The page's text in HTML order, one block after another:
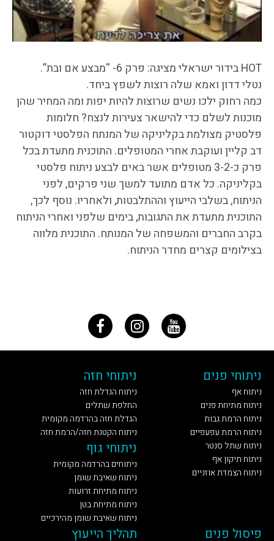
HOT בידור ישראלי מציגה: פרק 6- “מבצע אם ובת”.
נטלי דדון ואמא שלה רוצות לשפץ ביחד.
כמה רחוק ילכו נשים שרוצות להיות יפות ומה המחיר שהן
מוכנות לשלם כדי להישאר צעירות לנצח? חלומות
פלסטיק מצולמת בקליניקה של המנתח הפלסטי דוקטור
דב קליין ועוקבת אחרי המטופלים. התוכנית מתעדת בכל
פרק כ-3-2 מטופלים אשר באים לבצע ניתוח פלסטי
בקליניקה. כל אדם מתועד למשך שני פרקים, לפני
הניתוח, בשלבי הייעוץ וההתלבטות, ולאחריו. נוסף לכך,
התוכנית מתעדת את התגובות, בימים שלפני ואחרי הניתוח
בקרב החברים והמשפחה של המנותח. התוכנית מלווה
בצילומים קצרים מחדר הניתוח.
ניתוחי פנים
ניתוח אף
ניתוח מתיחת פנים
ניתוח הרמת גבות
ניתוח הרמת עפעפיים
ניתוח שתל סנטר
ניתוח תיקון אף
ניתוח הצמדת אוזניים
ניתוחי חזה
ניתוח הגדלת חזה
החלפת שתלים
הגדלת חזה בהרדמה מקומית
ניתוח הקטנת חזה/הרמת חזה
ניתוחי גוף
ניתוחים בהרדמה מקומית
ניתוח שאיבת שומן
ניתוח מתיחת זרועות
ניתוח מתיחת בטן
ניתוח שאיבת שומן מהירכיים
פיסול פנים תהליך הייעוץ